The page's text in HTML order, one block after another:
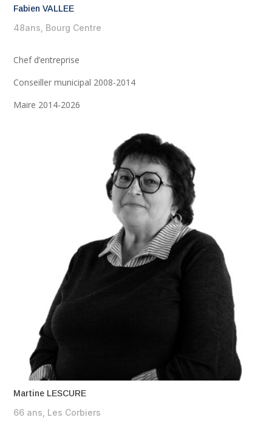
Fabien VALLEE
48ans, Bourg Centre
Chef d’entreprise
Conseiller municipal 2008-2014
Maire 2014-2026
Martine LESCURE
66 ans, Les Corbiers